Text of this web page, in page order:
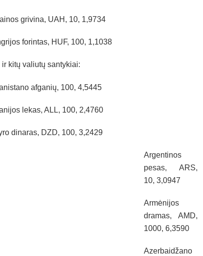
grivina, UAH, 10, 1,9734
forintas, HUF, 100, 1,1038
ir kitų valiutų santykiai:
afganių, 100, 4,5445
lekas, ALL, 100, 2,4760
dinaras, DZD, 100, 3,2429
Argentinos
pesas, ARS,
10, 3,0947
Armėnijos
dramas, AMD,
1000, 6,3590
Azerbaidžano